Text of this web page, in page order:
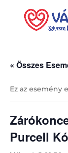
« Összes
Ez az esemény
Purcell